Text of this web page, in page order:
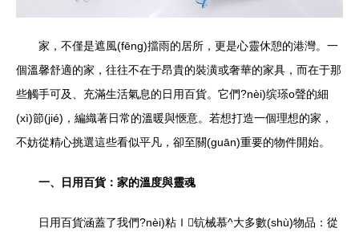
家，不僅是遮風(fēng)擋雨的居所，更是心靈休憩的港灣。一
個溫馨舒適的家，往往不在于昂貴的裝潢或奢華的家具，而在于那
些觸手可及、充滿生活氣息的日用百貨。它們?nèi)缤瑹o聲的細
(xì)節(jié)，編織著日常的溫暖與愜意。若想打造一個理想的家，
不妨從精心挑選這些看似平凡，卻至關(guān)重要的物件開始。
一、日用百貨：家的溫度與靈魂
日用百貨涵蓋了我們?nèi)粘Ｉ钪械慕^大多數(shù)物品：從